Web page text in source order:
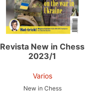
Revista New in Chess
2023/1
Varios
New in Chess